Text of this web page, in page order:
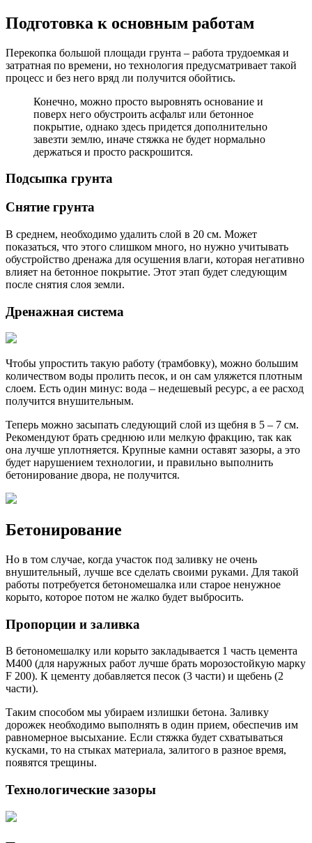
Подготовка к основным работам
Перекопка большой площади грунта – работа трудоемкая и
затратная по времени, но технология предусматривает такой
процесс и без него вряд ли получится обойтись.
Конечно, можно просто выровнять основание и
поверх него обустроить асфальт или бетонное
покрытие, однако здесь придется дополнительно
завезти землю, иначе стяжка не будет нормально
держаться и просто раскрошится.
Подсыпка грунта
Снятие грунта
В среднем, необходимо удалить слой в 20 см. Может
показаться, что этого слишком много, но нужно учитывать
обустройство дренажа для осушения влаги, которая негативно
влияет на бетонное покрытие. Этот этап будет следующим
после снятия слоя земли.
Дренажная система
Чтобы упростить такую работу (трамбовку), можно большим
количеством воды пролить песок, и он сам уляжется плотным
слоем. Есть один минус: вода – недешевый ресурс, а ее расход
получится внушительным.
Теперь можно засыпать следующий слой из щебня в 5 – 7 см.
Рекомендуют брать среднюю или мелкую фракцию, так как
она лучше уплотняется. Крупные камни оставят зазоры, а это
будет нарушением технологии, и правильно выполнить
бетонирование двора, не получится.
Бетонирование
Но в том случае, когда участок под заливку не очень
внушительный, лучше все сделать своими руками. Для такой
работы потребуется бетономешалка или старое ненужное
корыто, которое потом не жалко будет выбросить.
Пропорции и заливка
В бетономешалку или корыто закладывается 1 часть цемента
М400 (для наружных работ лучше брать морозостойкую марку
F 200). К цементу добавляется песок (3 части) и щебень (2
части).
Таким способом мы убираем излишки бетона. Заливку
дорожек необходимо выполнять в один прием, обеспечив им
равномерное высыхание. Если стяжка будет схватываться
кусками, то на стыках материала, залитого в разное время,
появятся трещины.
Технологические зазоры